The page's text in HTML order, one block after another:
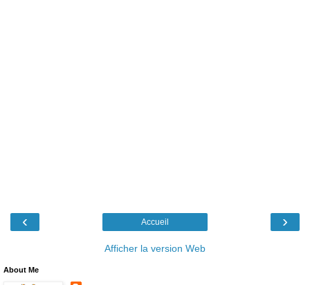
‹ ›
Accueil
Afficher la version Web
About Me